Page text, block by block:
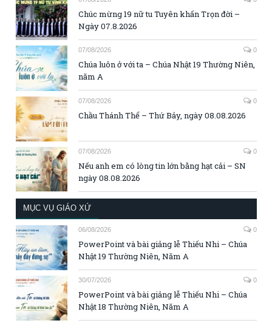
Chúc mừng 19 nữ tu Tuyên khấn Trọn đời –
Ngày 07.8.2026
07/08/2026 0
Chúa luôn ở với ta – Chúa Nhật 19 Thường Niên,
năm A
07/08/2026 0
Chầu Thánh Thể – Thứ Bảy, ngày 08.08.2026
07/08/2026 0
Nếu anh em có lòng tin lớn bằng hạt cải – SN
ngày 08.08.2026
MỤC VỤ GIÁO XỨ
06/08/2026 0
PowerPoint và bài giảng lễ Thiếu Nhi – Chúa
Nhật 19 Thường Niên, Năm A
30/07/2026 0
PowerPoint và bài giảng lễ Thiếu Nhi – Chúa
Nhật 18 Thường Niên, Năm A